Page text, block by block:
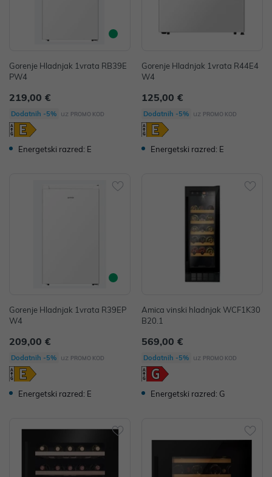
Gorenje Hladnjak 1vrata RB39E
PW4
219,00 €
Dodatnih -5% uz PROMO KOD
Energetski razred: E
Gorenje Hladnjak 1vrata R44E4
W4
125,00 €
Dodatnih -5% uz PROMO KOD
Energetski razred: E
Gorenje Hladnjak 1vrata R39EP
W4
209,00 €
Dodatnih -5% uz PROMO KOD
Energetski razred: E
Amica vinski hladnjak WCF1K30
B20.1
569,00 €
Dodatnih -5% uz PROMO KOD
Energetski razred: G